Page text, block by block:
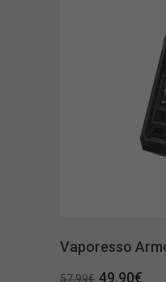
Vaporesso
57,99€ Original
49,90€